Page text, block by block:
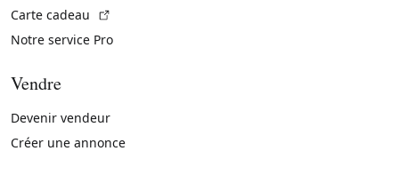
Carte cadeau
Notre service Pro
Vendre
Devenir vendeur
Créer une annonce